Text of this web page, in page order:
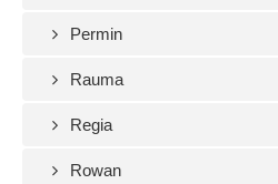
Permin
Rauma
Regia
Rowan